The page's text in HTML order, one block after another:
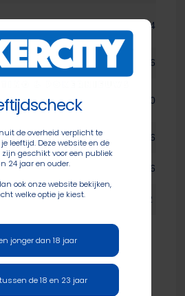
34
AlbertdeV 26
KobeBryant78 20
Sharki 1 16
Pjong 16
Japiedevlug 2
andere ranking uit
Seizoen 5
? Klik op een van
voor de juiste ranking.
de overheid verplicht te
leeftijd. Deze website en de
geschikt voor een publiek
24 jaar en ouder.
ook onze website bekijken,
welke optie je kiest.
jonger dan 18 jaar
de 18 en 23 jaar